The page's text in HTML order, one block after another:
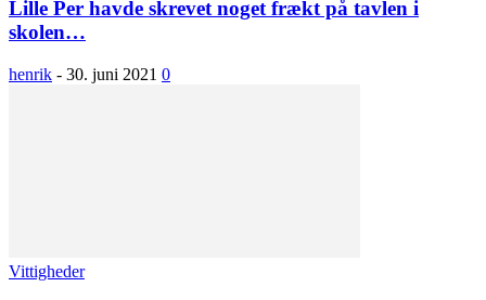
Lille Per havde skrevet noget frækt på tavlen i
skolen…
henrik - 30. juni 2021 0
Vittigheder